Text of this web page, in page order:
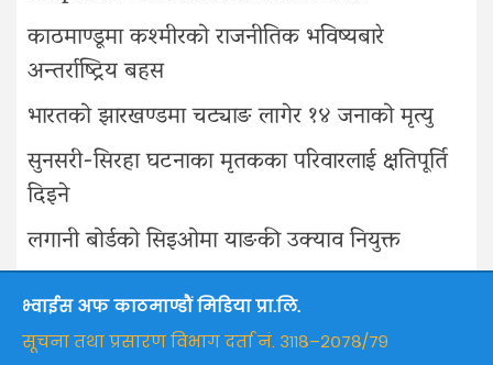
काठमाण्डूमा कश्मीरको राजनीतिक भविष्यबारे
अन्तर्राष्ट्रिय बहस
भारतको झारखण्डमा चट्याङ लागेर १४ जनाको मृत्यु
सुनसरी-सिरहा घटनाका मृतकका परिवारलाई क्षतिपूर्ति
दिइने
लगानी बोर्डको सिइओमा याङकी उक्याव नियुक्त
भ्वाईस अफ काठमाण्डौं मिडिया प्रा.लि.
सूचना तथा प्रसारण विभाग दर्ता नं. ३११८–२०७८/७९